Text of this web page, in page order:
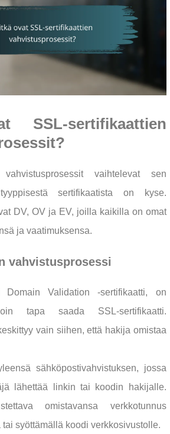
SSL-sertifikaattien
vahvistusprosessit vaihtelevat sen
sertifikaatista on kyse.
DV, OV ja EV, joilla kaikilla on omat
ja vaatimuksensa.
vahvistusprosessi
Domain Validation -sertifikaatti, on
tapa saada SSL-sertifikaatti.
vain siihen, että hakija omistaa
sähköpostivahvistuksen, jossa
lähettää linkin tai koodin hakijalle.
omistavansa verkkotunnus
syöttämällä koodi verkkosivustolle.